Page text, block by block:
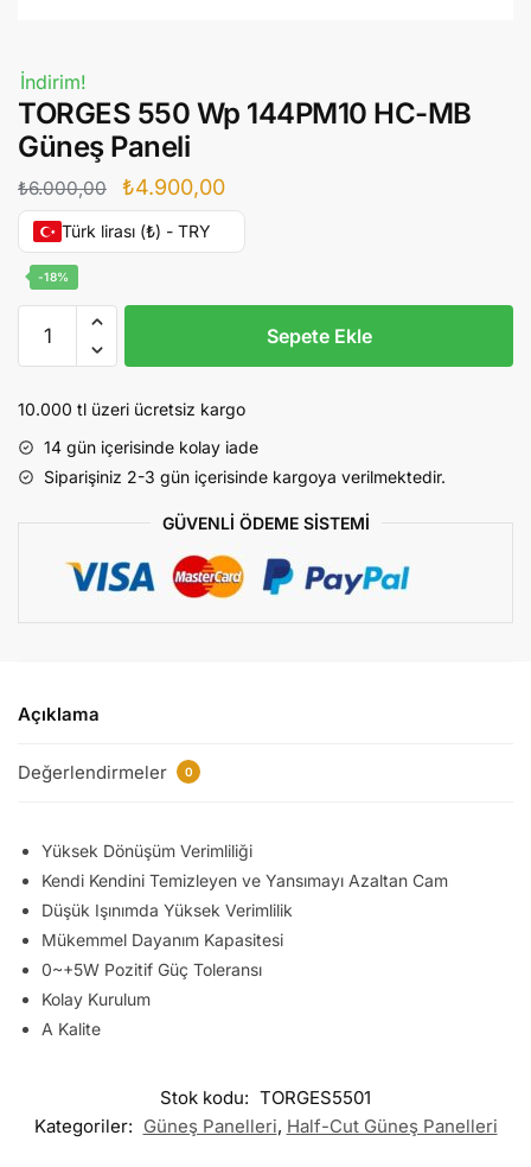
İndirim!
TORGES 550 Wp 144PM10 HC-MB
Güneş Paneli
₺6.000,00
Orijinal
fiyat:
₺6.000,00.
₺4.900,00Şu
andaki
fiyat:
Türk lirası (₺) - TRY
-18%
550
144PM10
MB
Güneş
Sepete Ekle
10.000 tl üzeri ücretsiz kargo
14 gün içerisinde kolay iade
Siparişiniz 2-3 gün içerisinde kargoya verilmektedir.
GÜVENLİ ÖDEME SİSTEMİ
Açıklama
Değerlendirmeler 0
Yüksek Dönüşüm Verimliliği
Kendi Kendini Temizleyen ve Yansımayı Azaltan Cam
Düşük Işınımda Yüksek Verimlilik
Mükemmel Dayanım Kapasitesi
0~+5W Pozitif Güç Toleransı
Kolay Kurulum
A Kalite
Stok kodu: TORGES5501
Kategoriler: Güneş Panelleri, Half-Cut Güneş Panelleri